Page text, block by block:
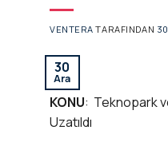
VENTERA TARAFINDAN
30
Ara
KONU: Teknopark
Uzatıldı